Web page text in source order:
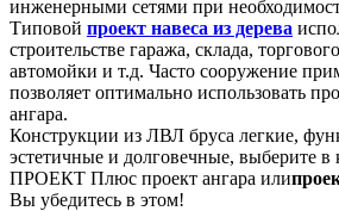
инженерными сетями при
Типовой проект навеса из дерева
строительстве гаража, склада,
автомойки и т.д. Часто сооружение
позволяет оптимально использовать
ангара.
Конструкции из ЛВЛ бруса легкие,
эстетичные и долговечные, выберите
ПРОЕКТ Плюс проект ангара или
Вы убедитесь в этом!